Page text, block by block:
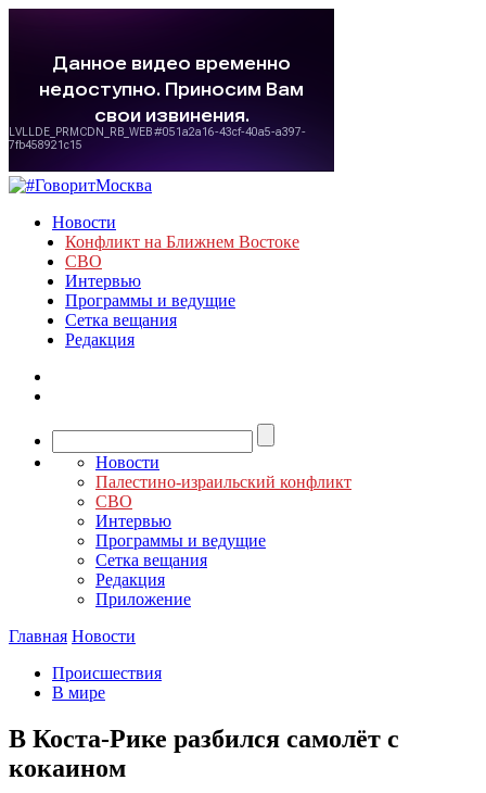
Новости
Конфликт на Ближнем Востоке
СВО
Интервью
Программы и ведущие
Сетка вещания
Редакция
Новости
Палестино-израильский конфликт
СВО
Интервью
Программы и ведущие
Сетка вещания
Редакция
Приложение
Главная Новости
Происшествия
В мире
В Коста-Рике разбился самолёт с
кокаином